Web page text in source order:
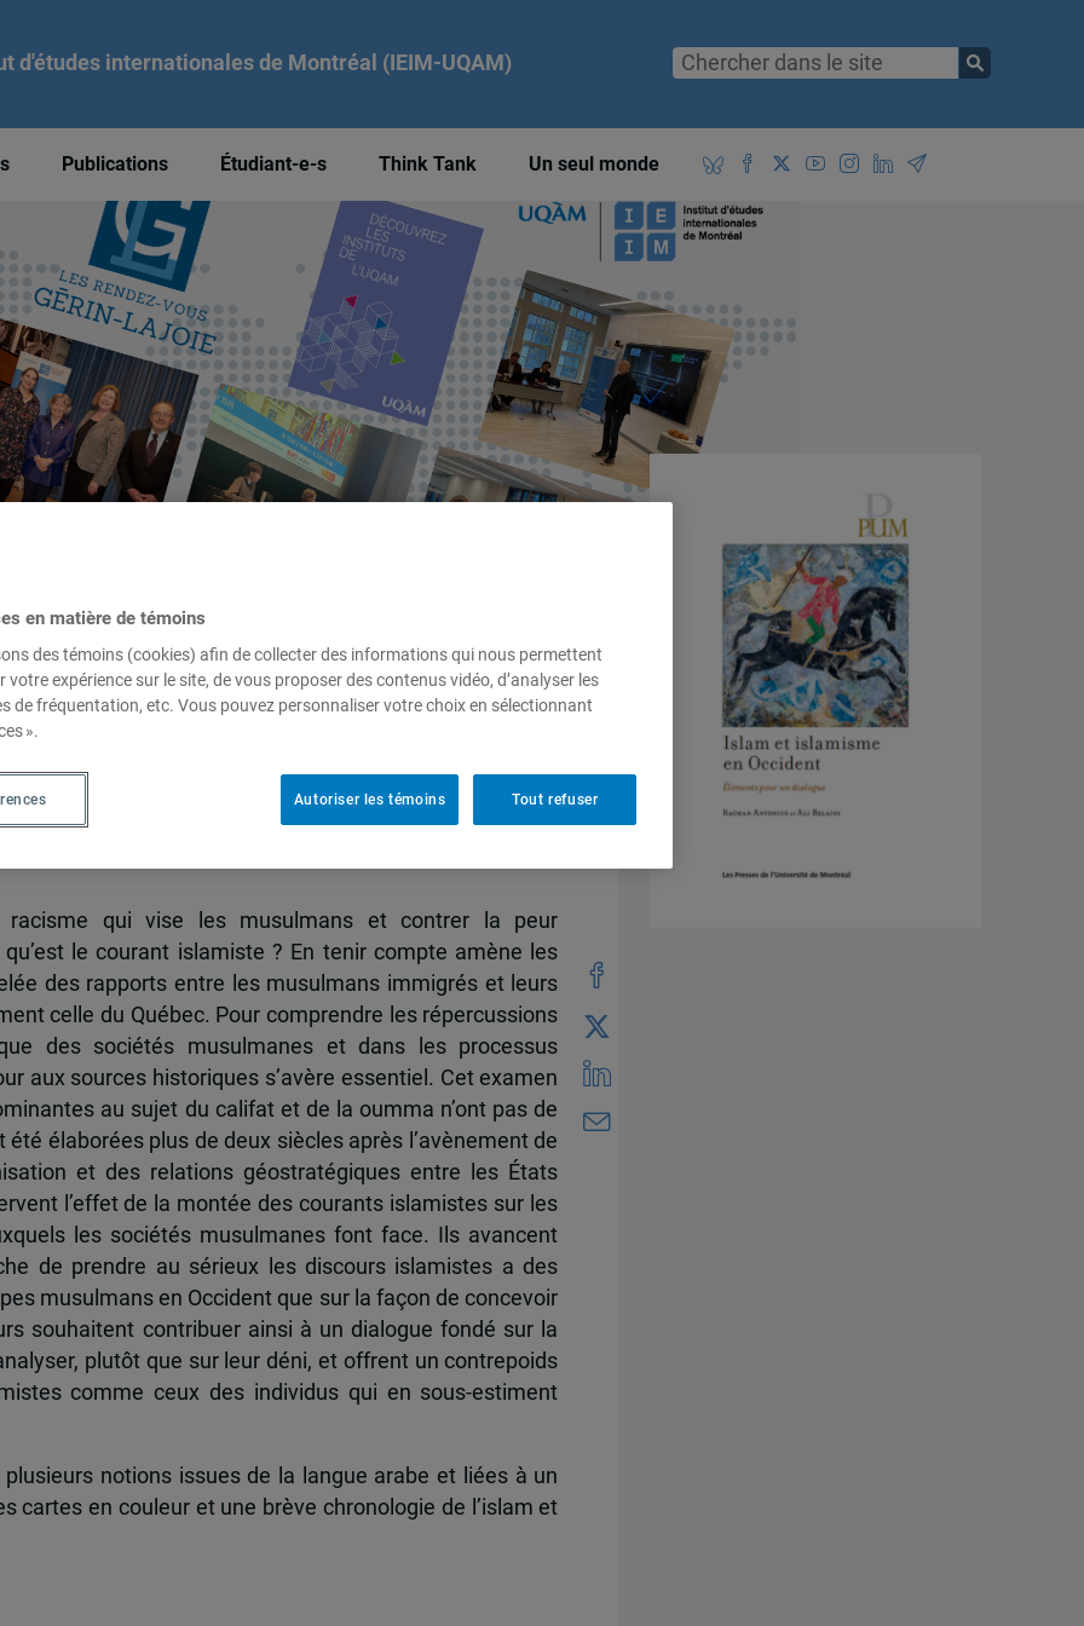
d'études internationales de Montréal (IEIM-UQAM)
Publications Étudiant-e-s Think Tank Un seul monde
Occident : éléments pour un
216 pages, 6 mars 2023, Rachad Antonius
racisme qui vise les musulmans et contrer la peur
le courant islamiste ? En tenir compte amène les
des rapports entre les musulmans immigrés et leurs
celle du Québec. Pour comprendre les répercussions
des sociétés musulmanes et dans les processus
aux sources historiques s’avère essentiel. Cet examen
au sujet du califat et de la oumma n’ont pas de
élaborées plus de deux siècles après l’avènement de
et des relations géostratégiques entre les États
l’effet de la montée des courants islamistes sur les
les sociétés musulmanes font face. Ils avancent
de prendre au sérieux les discours islamistes a des
musulmans en Occident que sur la façon de concevoir
souhaitent contribuer ainsi à un dialogue fondé sur la
plutôt que sur leur déni, et offrent un contrepoids
comme ceux des individus qui en sous-estiment
plusieurs notions issues de la langue arabe et liées à un
cartes en couleur et une brève chronologie de l’islam et
en matière de témoins
des témoins (cookies) afin de collecter des informations qui nous permettent
votre expérience sur le site, de vous proposer des contenus vidéo, d’analyser les
de fréquentation, etc. Vous pouvez personnaliser votre choix en sélectionnant
».
Tout refuser
Autoriser les témoins